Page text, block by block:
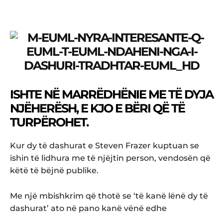
ISHTE NË MARRËDHËNIE ME TË DYJA
NJËHERËSH, E KJO E BËRI QË TË
TURPËROHET.
Kur dy të dashurat e Steven Frazer kuptuan se
ishin të lidhura me të njëjtin person, vendosën që
këtë të bëjnë publike.
Me një mbishkrim që thotë se ‘të kanë lënë dy të
dashurat’ ato në pano kanë vënë edhe